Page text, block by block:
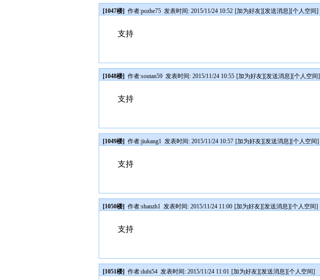
[1047楼] 作者:pozhe75 发表时间: 2015/11/24 10:52 [加为好友][发送消息][个人空间]
支持
[1048楼] 作者:soutan59 发表时间: 2015/11/24 10:55 [加为好友][发送消息][个人空间]
支持
[1049楼] 作者:jiukang1 发表时间: 2015/11/24 10:57 [加为好友][发送消息][个人空间]
支持
[1050楼] 作者:shanzh1 发表时间: 2015/11/24 11:00 [加为好友][发送消息][个人空间]
支持
[1051楼] 作者:dubi54 发表时间: 2015/11/24 11:01 [加为好友][发送消息][个人空间]